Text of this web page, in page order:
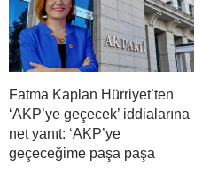
Fatma Kaplan Hürriyet’ten
‘AKP’ye geçecek’ iddialarına
net yanıt: ‘AKP’ye
geçeceğime paşa paşa